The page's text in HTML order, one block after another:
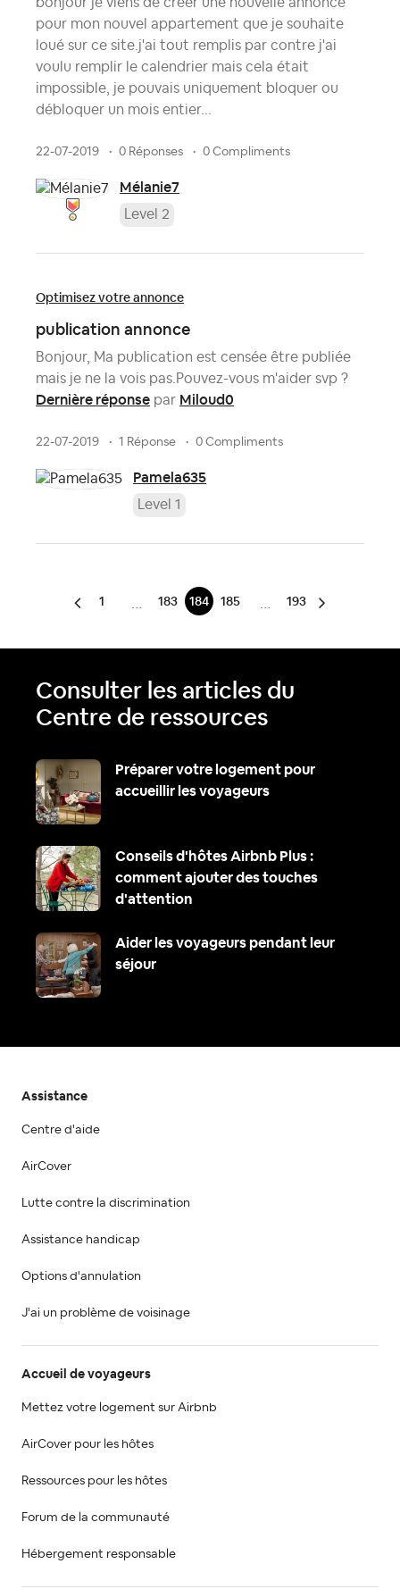
pour mon nouvel appartement que je souhaite
loué sur ce site.j'ai tout remplis par contre j'ai
voulu remplir le calendrier mais cela était
impossible, je pouvais uniquement bloquer ou
débloquer un mois entier...
22-07-2019 0 Réponses 0 Compliments
Mélanie7
Level 2
Optimisez votre annonce
publication annonce
Bonjour, Ma publication est censée être publiée
mais je ne la vois pas.Pouvez-vous m'aider svp ?
Dernière réponse par Miloud0
22-07-2019 1 Réponse 0 Compliments
Pamela635
Level 1
1 183 184 185 193
Consulter les articles du
Centre de ressources
Préparer votre logement pour
accueillir les voyageurs
Conseils d'hôtes Airbnb Plus :
comment ajouter des touches
d'attention
Aider les voyageurs pendant leur
séjour
Assistance
Centre d'aide
AirCover
Lutte contre la discrimination
Assistance handicap
Options d'annulation
J'ai un problème de voisinage
Accueil de voyageurs
Mettez votre logement sur Airbnb
AirCover pour les hôtes
Ressources pour les hôtes
Forum de la communauté
Hébergement responsable